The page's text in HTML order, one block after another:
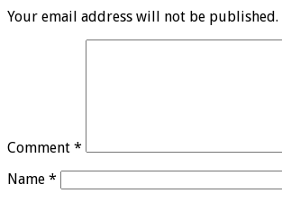
Your email address will not be published.
Comment *
Name *